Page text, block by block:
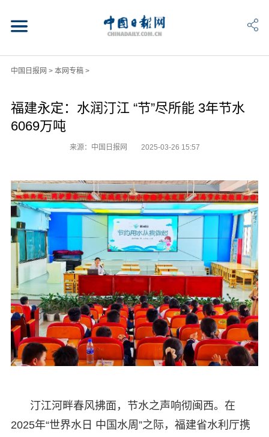
中国日报网 > 本网专稿>
福建永定：水润汀江 “节”尽所能 3年节水
6069万吨
来源：中国日报网 2025-03-26 15:57
汀江河畔春风拂面，节水之声响彻闽西。在
2025年“世界水日 中国水周”之际，福建省水利厅携